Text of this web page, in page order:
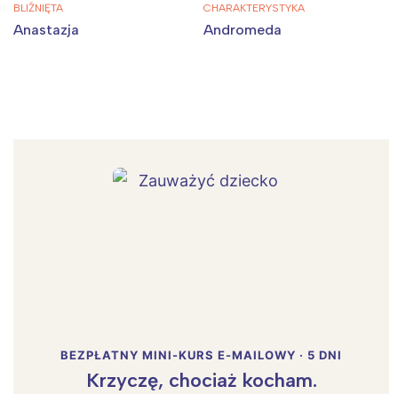
BLIŹNIĘTA
Anastazja
CHARAKTERYSTYKA
Andromeda
BEZPŁATNY MINI-KURS E-MAILOWY · 5 DNI
Krzyczę, chociaż kocham.